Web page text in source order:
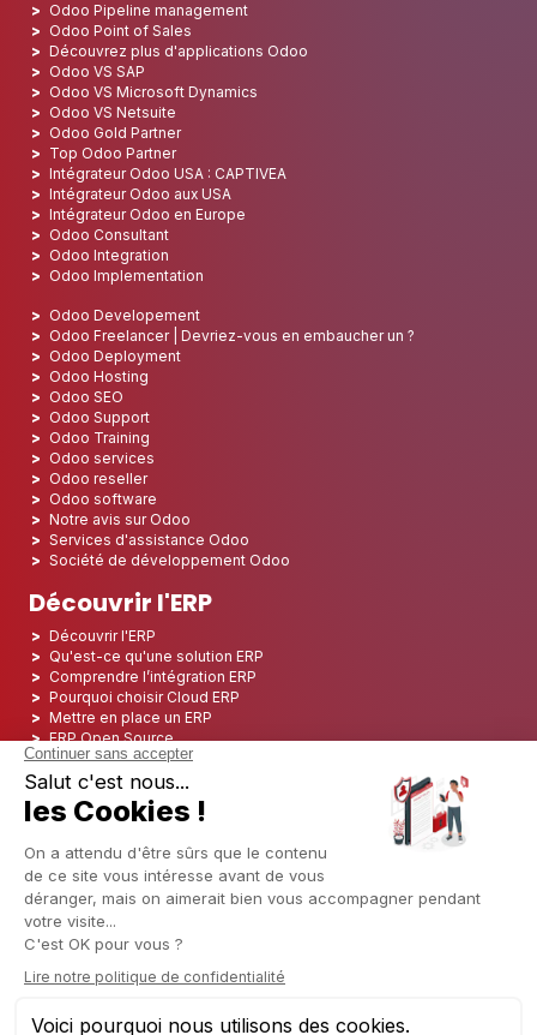
Odoo Pipeline management
Odoo Point of Sales
Découvrez plus d'applications Odoo
Odoo VS SAP
Odoo VS Microsoft Dynamics
Odoo VS Netsuite
Odoo Gold Partner
Top Odoo Partner
Intégrateur Odoo USA : CAPTIVEA
Intégrateur Odoo aux USA
Intégrateur Odoo en Europe
Odoo Consultant
Odoo Integration
Odoo Implementation
Odoo Developement
Odoo Freelancer | Devriez-vous en embaucher un ?
Odoo Deployment
Odoo Hosting
Odoo SEO
Odoo Support
Odoo Training
Odoo services
Odoo reseller
Odoo software
Notre avis sur Odoo
Services d'assistance Odoo
Société de développement Odoo
Découvrir l'ERP
Découvrir l'ERP
Qu'est-ce qu'une solution ERP
Comprendre l’intégration ERP
Pourquoi choisir Cloud ERP
Mettre en place un ERP
ERP Open Source
Logiciel ERP Open Source
Top 5 des ERP Open Source
ERP Deployment
ERP Implementation
ERP Consulting
ERP Project
ERP System
Odoo ERP pour le secteur des assurances
Odoo ERP pour le secteur de la logistique